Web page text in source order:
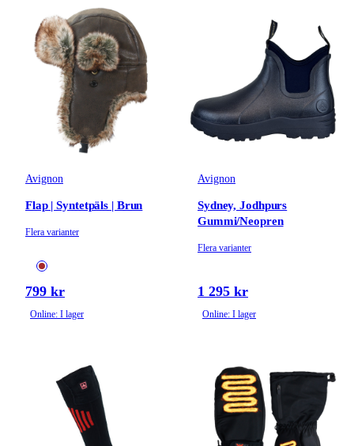
Avignon
Flap | Syntetpäls | Brun
Flera varianter
799 kr
Online: I lager
Avignon
Sydney, Jodhpurs
Gummi/Neopren
Flera varianter
1 295 kr
Online: I lager